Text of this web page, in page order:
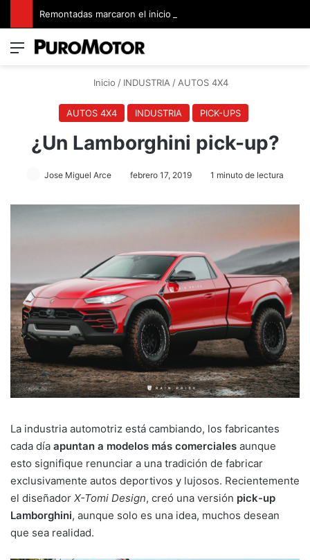
Menú
Inicio / INDUSTRIA/AUTOS 4X4
AUTOS 4X4 INDUSTRIA PICK-UPS
¿Un Lamborghini pick-up?
Jose Miguel Arce febrero 17, 2019 1 minuto de lectura
La industria automotriz está cambiando, los fabricantes
cada día apuntan a modelos más comerciales aunque
esto signifique renunciar a una tradición de fabricar
exclusivamente autos deportivos y lujosos. Recientemente
el diseñador X-Tomi Design, creó una versión pick-up
Lamborghini, aunque solo es una idea, muchos desean
que sea realidad.